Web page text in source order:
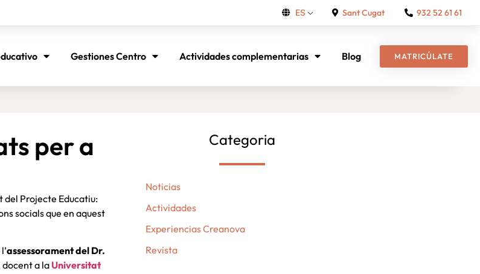
ES Sant Cugat 932 52 61 61
Gestiones Centro Actividades complementarias Blog MATRICÚLATE
per a
del Projecte Educatiu:
socials que en aquest
assessorament del Dr.
a laUniversitat
Categoria
Noticias
Actividades
Experiencias Creanova
Revista